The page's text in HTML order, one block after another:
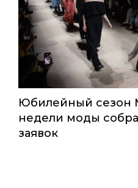
Юбилейный сезон
недели моды
заявок